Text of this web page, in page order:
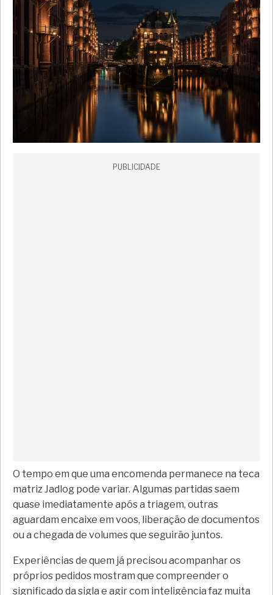
PUBLICIDADE
O tempo em que uma encomenda permanece na teca
matriz Jadlog pode variar. Algumas partidas saem
quase imediatamente após a triagem, outras
aguardam encaixe em voos, liberação de documentos
ou a chegada de volumes que seguirão juntos.
Experiências de quem já precisou acompanhar os
próprios pedidos mostram que compreender o
significado da sigla e agir com inteligência faz muita